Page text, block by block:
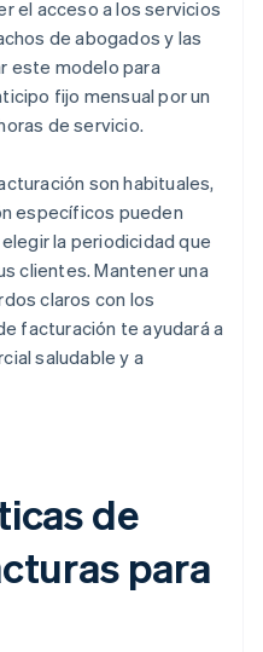
el acceso a los servicios
de abogados y las
este modelo para
fijo mensual por un
de servicio.
son habituales,
específicos pueden
la periodicidad que
clientes. Mantener una
claros con los
facturación te ayudará a
saludable y a
de
para